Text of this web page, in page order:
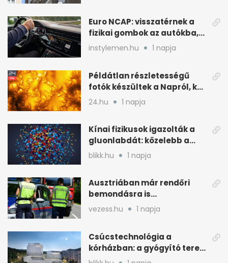
Euro NCAP: visszatérnek a
fizikai gombok az autókba,
kevesebb nyomkodással
instylemen.hu 1 napja
Példátlan részletességű
fotók készültek a Napról, két
rejtély is tisztulhat
24.hu 1 napja
Kínai fizikusok igazolták a
gluonlabdát: közelebb a
standard modellhez
blikk.hu 1 napja
Ausztriában már rendőri
bemondásra is
büntethetnek
gyorshajtásért
vezess.hu 1 napja
Csúcstechnológia a
kórházban: a gyógyító terek
kulcsa az áramlás